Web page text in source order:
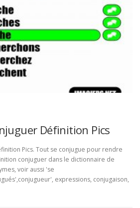
Définition Pics
Pics. Tout se conjugue pour rendre
conjuguer dans le dictionnaire de
voir aussi 'se
expressions, conjugaison,